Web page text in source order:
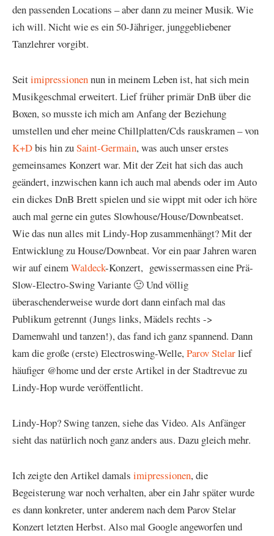
den passenden Locations – aber dann zu meiner Musik. Wie
ich will. Nicht wie es ein 50-Jähriger, junggebliebener
Tanzlehrer vorgibt.
Seitimipressionennun in meinem Leben ist, hat sich mein
Musikgeschmal erweitert. Lief früher primär DnB über die
Boxen, so musste ich mich am Anfang der Beziehung
umstellen und eher meine Chillplatten/Cds rauskramen – von
K+Dbis hin zuSaint-Germain, was auch unser erstes
gemeinsames Konzert war. Mit der Zeit hat sich das auch
geändert, inzwischen kann ich auch mal abends oder im Auto
ein dickes DnB Brett spielen und sie wippt mit oder ich höre
auch mal gerne ein gutes Slowhouse/House/Downbeatset.
Wie das nun alles mit Lindy-Hop zusammenhängt? Mit der
Entwicklung zu House/Downbeat. Vor ein paar Jahren waren
wir auf einemWaldeck-Konzert, gewissermassen eine Prä-
Slow-Electro-Swing Variante 🙂 Und völlig
überaschenderweise wurde dort dann einfach mal das
Publikum getrennt (Jungs links, Mädels rechts ->
Damenwahl und tanzen!), das fand ich ganz spannend. Dann
kam die große (erste) Electroswing-Welle,Parov Stelarlief
häufiger @home und der erste Artikel in der Stadtrevue zu
Lindy-Hop wurde veröffentlicht.
Lindy-Hop? Swing tanzen, siehe das Video. Als Anfänger
sieht das natürlich noch ganz anders aus. Dazu gleich mehr.
Ich zeigte den Artikel damals imipressionen, die
Begeisterung war noch verhalten, aber ein Jahr später wurde
es dann konkreter, unter anderem nach dem Parov Stelar
Konzert letzten Herbst. Also mal Google angeworfen und